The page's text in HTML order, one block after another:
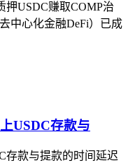
押USDC赚取COMP治
中心化金融DeFi）已成
USDC存款与
存款与提款的时间延迟